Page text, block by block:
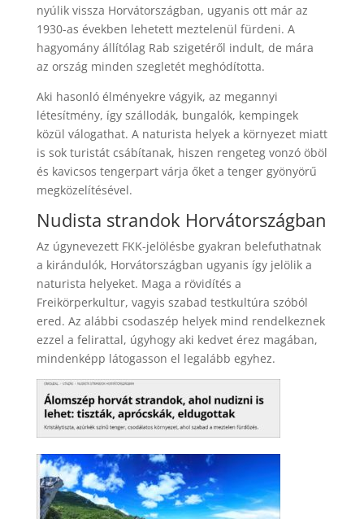
nyúlik vissza Horvátországban, ugyanis ott már az
1930-as években lehetett meztelenül fürdeni. A
hagyomány állítólag Rab szigetéről indult, de mára
az ország minden szegletét meghódította.
Aki hasonló élményekre vágyik, az megannyi
létesítmény, így szállodák, bungalók, kempingek
közül válogathat. A naturista helyek a környezet miatt
is sok turistát csábítanak, hiszen rengeteg vonzó öböl
és kavicsos tengerpart várja őket a tenger gyönyörű
megközelítésével.
Nudista strandok Horvátországban
Az úgynevezett FKK-jelölésbe gyakran belefuthatnak
a kirándulók, Horvátországban ugyanis így jelölik a
naturista helyeket. Maga a rövidítés a
Freikörperkultur, vagyis szabad testkultúra szóból
ered. Az alábbi csodaszép helyek mind rendelkeznek
ezzel a felirattal, úgyhogy aki kedvet érez magában,
mindenképp látogasson el legalább egyhez.